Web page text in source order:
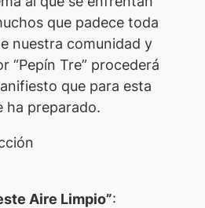
que padece toda
nuestra comunidad y
“Pepín Tre” procederá
que para esta
ha preparado.
Aire Limpio”: